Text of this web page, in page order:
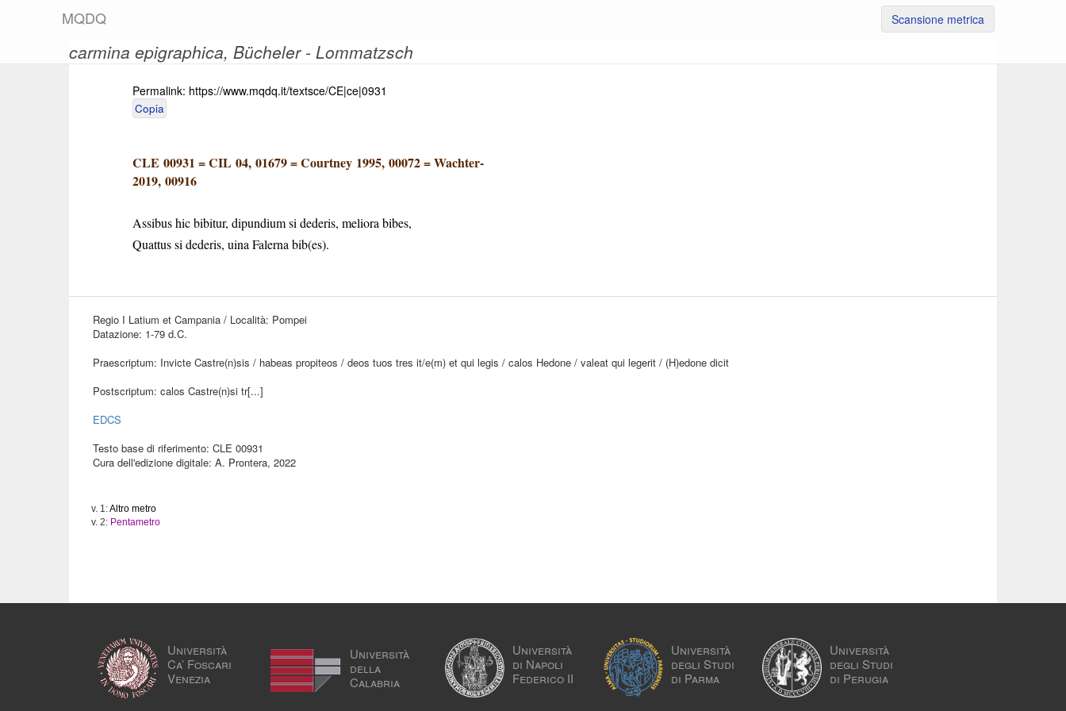
MQDQ Scansione metrica
carmina epigraphica, Bücheler - Lommatzsch
Permalink: https://www.mqdq.it/textsce/CE|ce|0931
Copia
CLE 00931 =CIL 04, 01679=Courtney 1995, 00072=Wachter-
2019, 00916
Assibus hic bibitur, dipundium si dederis, meliora bibes,
Quattus si dederis, uina Falerna bib(es).
Regio I Latium et Campania / Località: Pompei
Datazione: 1-79 d.C.
Praescriptum: Invicte Castre(n)sis / habeas propiteos / deos tuos tres it/e(m) et qui legis / calos Hedone / valeat qui legerit / (H)edone dicit
Postscriptum: calos Castre(n)si tr[...]
EDCS
Testo base di riferimento: CLE 00931
Cura dell'edizione digitale: A. Prontera, 2022
v. 1:Altro metro
v. 2: Pentametro
Università
Ca’ Foscari
Venezia
Università
della
Calabria
Università
di Napoli
Federico II
Università
degli Studi
di Parma
Università
degli Studi
di Perugia